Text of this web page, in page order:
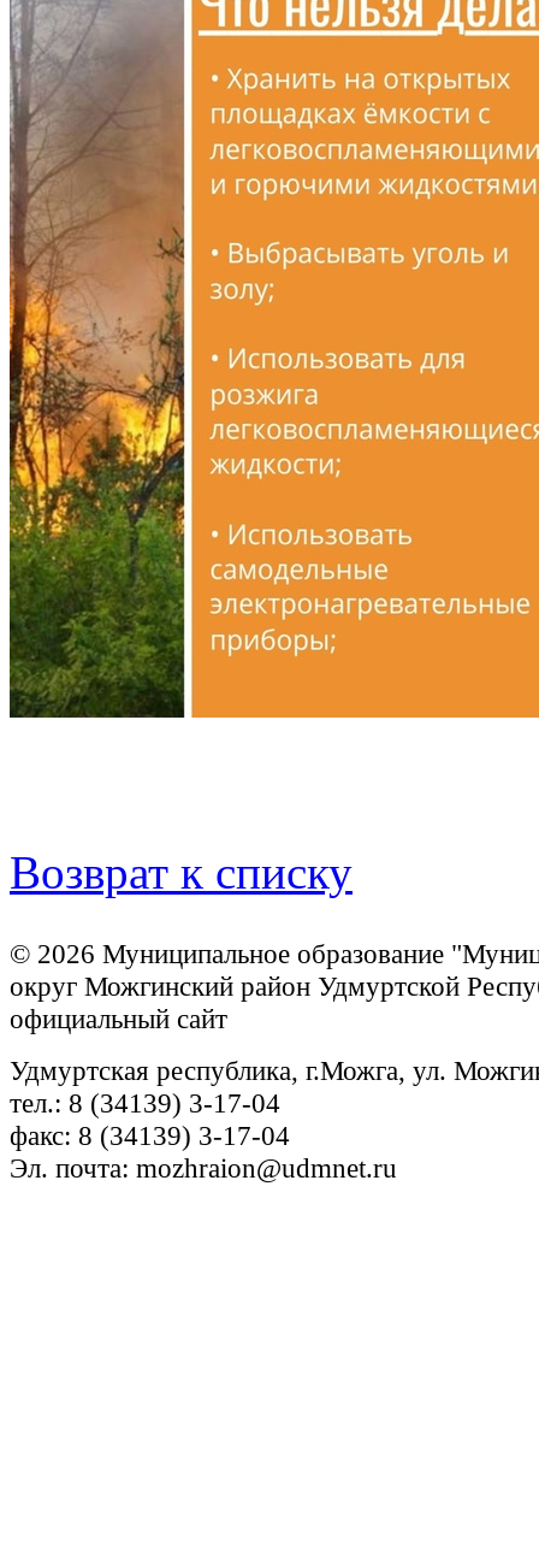
Возврат к списку
© 2026 Муниципальное образование
округ Можгинский район Удмуртской
официальный сайт
Удмуртская республика, г.Можга, ул.
тел.: 8 (34139) 3-17-04
факс: 8 (34139) 3-17-04
Эл. почта: mozhraion@udmnet.ru